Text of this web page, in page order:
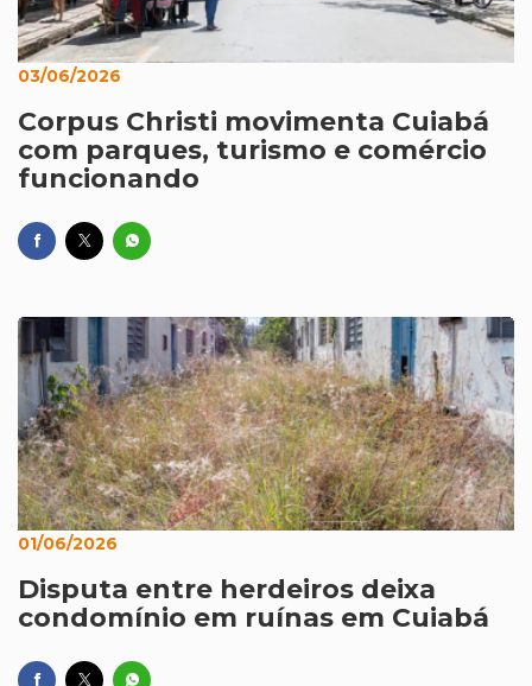
03/06/2026
Corpus Christi movimenta Cuiabá
com parques, turismo e comércio
funcionando
01/06/2026
Disputa entre herdeiros deixa
condomínio em ruínas em Cuiabá